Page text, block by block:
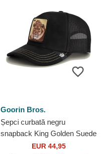
Goorin Bros.
Șepci curbată negru
snapback King Golden Suede
The Farm Goorin Bros.
EUR 44,95